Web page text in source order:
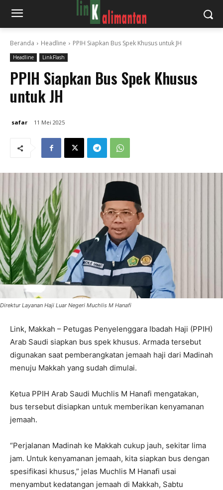
Beranda Headline PPIH Siapkan Bus Spek Khusus untuk JH
Headline LinkFlash
PPIH Siapkan Bus Spek Khusus
untuk JH
safar 11 Mei 2025
Direktur Layanan Haji Luar Negeri Muchlis M Hanafi
Link, Makkah – Petugas Penyelenggara Ibadah Haji (PPIH)
Arab Saudi siapkan bus spek khusus. Armada tersebut
digunakan saat pemberangkatan jemaah haji dari Madinah
menuju Makkah yang sudah dimulai.
Ketua PPIH Arab Saudi Muchlis M Hanafi mengatakan,
bus tersebut disiapkan untuk memberikan kenyamanan
jemaah.
“Perjalanan Madinah ke Makkah cukup jauh, sekitar lima
jam. Untuk kenyamanan jemaah, kita siapkan bus dengan
spesifikasi khusus,” jelas Muchlis M Hanafi usai
menyambut kedatangan jemaah di Makkah, Sabtu